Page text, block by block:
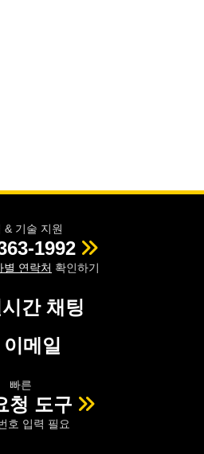
& 기술 지원
1992
별 연락처 확인하기
간 채팅
이메일
빠른
청 도구
호 입력 필요